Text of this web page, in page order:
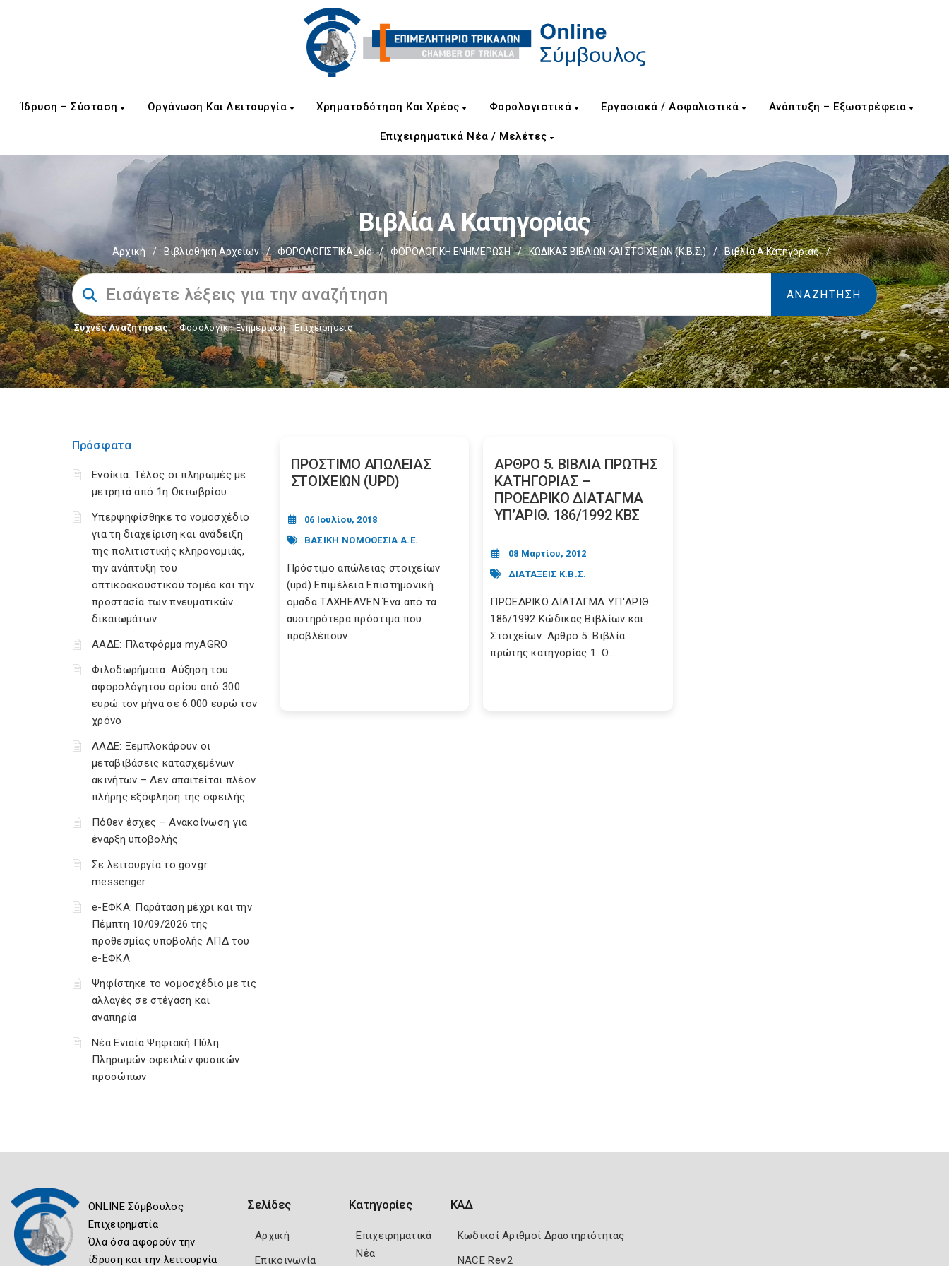
Ίδρυση – Σύσταση Οργάνωση Και Λειτουργία Χρηματοδότηση Και Χρέος Φορολογιστικά Εργασιακά / Ασφαλιστικά Ανάπτυξη – Εξωστρέφεια
Επιχειρηματικά Νέα / Μελέτες
Βιβλία Α Κατηγορίας
Αρχική / Βιβλιοθήκη Αρχείων / ΦΟΡΟΛΟΓΙΣΤΙΚΑ_old / ΦΟΡΟΛΟΓΙΚΗ ΕΝΗΜΕΡΩΣΗ / ΚΩΔΙΚΑΣ ΒΙΒΛΙΩΝ ΚΑΙ ΣΤΟΙΧΕΙΩΝ (Κ.Β.Σ.) / Βιβλία Α Κατηγορίας /
Συχνές Αναζητήσεις: Φορολογικη Ενημέρωση, Επιχειρήσεις
Πρόσφατα
Ενοίκια: Τέλος οι πληρωμές με
μετρητά από 1η Οκτωβρίου
Υπερψηφίσθηκε το νομοσχέδιο
για τη διαχείριση και ανάδειξη
της πολιτιστικής κληρονομιάς,
την ανάπτυξη του
οπτικοακουστικού τομέα και την
προστασία των πνευματικών
δικαιωμάτων
ΑΑΔΕ: Πλατφόρμα myAGRO
Φιλοδωρήματα: Αύξηση του
αφορολόγητου ορίου από 300
ευρώ τον μήνα σε 6.000 ευρώ τον
χρόνο
ΑΑΔΕ: Ξεμπλοκάρουν οι
μεταβιβάσεις κατασχεμένων
ακινήτων – Δεν απαιτείται πλέον
πλήρης εξόφληση της οφειλής
Πόθεν έσχες – Ανακοίνωση για
έναρξη υποβολής
Σε λειτουργία το gov.gr
messenger
e-ΕΦΚΑ: Παράταση μέχρι και την
Πέμπτη 10/09/2026 της
προθεσμίας υποβολής ΑΠΔ του
e-ΕΦΚΑ
Ψηφίστηκε το νομοσχέδιο με τις
αλλαγές σε στέγαση και
αναπηρία
Νέα Ενιαία Ψηφιακή Πύλη
Πληρωμών οφειλών φυσικών
προσώπων
ΠΡΟΣΤΙΜΟ ΑΠΩΛΕΙΑΣ
ΣΤΟΙΧΕΙΩΝ (UPD)
06 Ιουλίου, 2018
ΒΑΣΙΚΗ ΝΟΜΟΘΕΣΙΑ Α.Ε.
Πρόστιμο απώλειας στοιχείων
(upd) Επιμέλεια Επιστημονική
ομάδα TAXHEAVEN Ένα από τα
αυστηρότερα πρόστιμα που
προβλέπουν...
ΑΡΘΡΟ 5. ΒΙΒΛΙΑ ΠΡΩΤΗΣ
ΚΑΤΗΓΟΡΙΑΣ –
ΠΡΟΕΔΡΙΚΟ ΔΙΑΤΑΓΜΑ
ΥΠ’ΑΡΙΘ. 186/1992 ΚΒΣ
08 Μαρτίου, 2012
ΔΙΑΤΑΞΕΙΣ Κ.Β.Σ.
ΠΡΟΕΔΡΙΚΟ ΔΙΑΤΑΓΜΑ ΥΠ'ΑΡΙΘ.
186/1992 Κώδικας Βιβλίων και
Στοιχείων. Αρθρο 5. Βιβλία
πρώτης κατηγορίας 1. Ο...
ONLINE Σύμβουλος
Επιχειρηματία
Όλα όσα αφορούν την
ίδρυση και την λειτουργία
Σελίδες
Αρχική
Επικοινωνία
Κατηγορίες
Επιχειρηματικά
Νέα
ΚΑΔ
Κωδικοί Αριθμοί Δραστηριότητας
NACE Rev.2